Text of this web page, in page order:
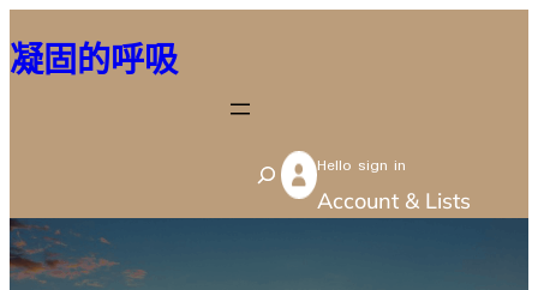
至
容
凝固的呼吸
S
e
Hello sign in
Account & Lists